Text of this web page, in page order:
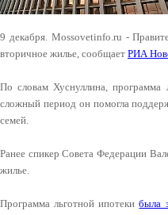
9 декабря. Mossovetinfo.ru -
вторичное жилье, сообщает РИА
По словам Хуснуллина, программа
сложный период он помогла
семей.
Ранее спикер Совета Федерации
жилье.
Программа льготной ипотекибыла